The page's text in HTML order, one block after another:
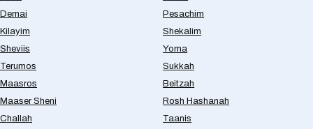
Demai
Kilayim
Sheviis
Terumos
Maasros
Maaser Sheni
Challah
Pesachim
Shekalim
Yoma
Sukkah
Beitzah
Rosh Hashanah
Taanis